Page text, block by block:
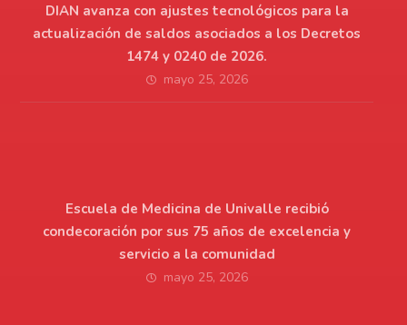
DIAN avanza con ajustes tecnológicos para la
actualización de saldos asociados a los Decretos
1474 y 0240 de 2026.
mayo 25, 2026
Escuela de Medicina de Univalle recibió
condecoración por sus 75 años de excelencia y
servicio a la comunidad
mayo 25, 2026